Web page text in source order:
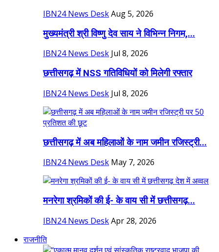
IBN24 News DeskAug 5, 2026
मुख्यमंत्री श्री विष्णु देव साय ने विभिन्न निगम,...
IBN24 News Desk Jul 8, 2026
छत्तीसगढ़ में NSS गतिविधियों को मिलेगी रफ्तार
IBN24 News Desk Jul 8, 2026
छत्तीसगढ़ में अब महिलाओं के नाम जमीन रजिस्ट्री...
IBN24 News Desk May 7, 2026
मनरेगा श्रमिकों की ई- के वाय सी में छत्तीसगढ़...
IBN24 News DeskApr 28, 2026
राजनीति